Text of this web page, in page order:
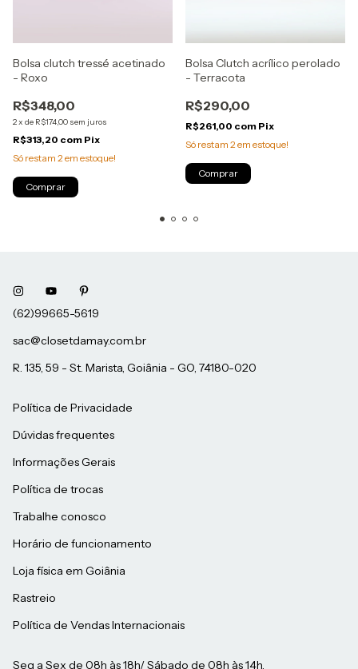
Bolsa clutch tressé acetinado
- Roxo
R$348,00
2x de R$174,00 sem juros
R$313,20 com Pix
Só restam 2em estoque!
Comprar
Bolsa Clutch acrílico perolado
- Terracota
R$290,00
R$261,00 com Pix
Só restam 2em estoque!
Comprar
sac@closetdamay.com.br
R. 135, 59 - St. Marista, Goiânia - GO, 74180-020
Política de Privacidade
Dúvidas frequentes
Informações Gerais
Política de trocas
Trabalhe conosco
Horário de funcionamento
Loja física em Goiânia
Rastreio
Política de Vendas Internacionais
Seg a Sex de 08h às 18h/ Sábado de 08h às 14h.